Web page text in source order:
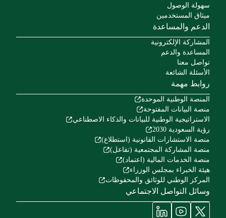
سهولة الوصول
ميثاق المستخدمين
الدعم والمساعدة
المشاركة الإلكترونية
المساعدة والدعم
تواصل معنا
الأسئلة الشائعة
روابط مهمة
المنصة الوطنية الموحدة
منصة البيانات المفتوحة
الاستراتيجية الوطنية للبيانات والذكاء الاصطناعي
رؤية السعودية 2030
منصة الاستشارات القانونية (استطلاع)
منصة المشاركة المجتمعية (تفاعل)
منصة الخدمات المالية (اعتماد)
هيئة الخبراء بمجلس الوزراء
المركز الوطني للوثائق والمحفوظات
وسائل التواصل الاجتماعي